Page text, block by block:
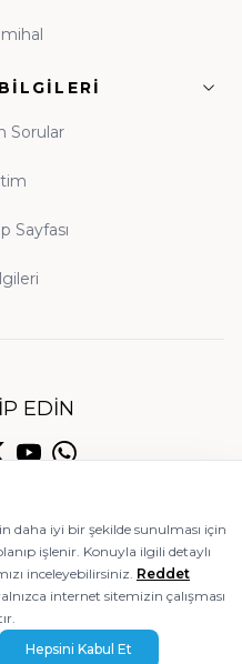
yayınlar Beka Kitap'ta
ve gönül dünyasına
Etmelisiniz?
Sitemizdeki bütün
iletmeniz
teslim edilir;
sertifikasıyla güvence
halinde 14 gün
Sorular
Sayfası
Kitap
EDIN
Tarafından Yapılmıştır.
iyi bir şekilde sunulması için
işlenir. Konuyla ilgili detaylı
inceleyebilirsiniz. Reddet
internet sitemizin çalışması
Hepsini Kabul Et